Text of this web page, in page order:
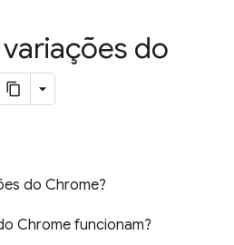
do
do Chrome?
Chrome funcionam?